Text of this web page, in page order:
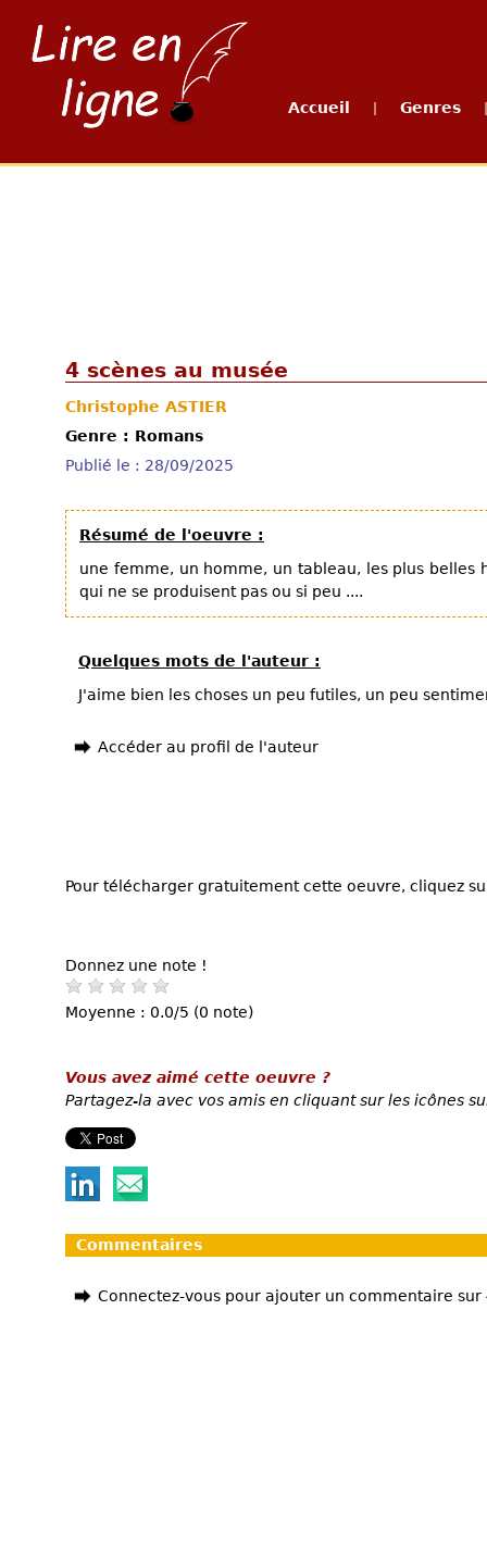
Accueil Genres
4 scènes au musée
Christophe ASTIER
Genre : Romans
Publié le : 28/09/2025
Résumé de l'oeuvre :
une femme, un homme, un tableau, les plus belles
qui ne se produisent pas ou si peu ....
Quelques mots de l'auteur :
J'aime bien les choses un peu futiles, un peu
Accéder au profil de l'auteur
Pour télécharger gratuitement cette oeuvre, cliquez
Donnez une note !
Moyenne : 0.0/5 (0 note)
Vous avez aimé cette oeuvre ?
Partagez-la avec vos amis en cliquant sur les icônes
Commentaires
Connectez-vous pour ajouter un commentaire sur